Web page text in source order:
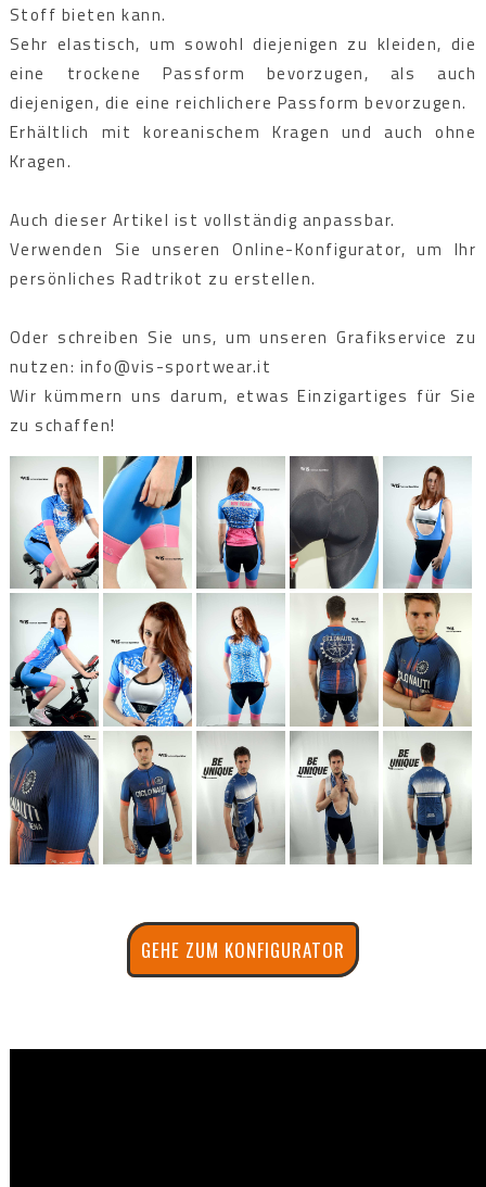
Stoff bieten kann.
Sehr elastisch, um sowohl diejenigen zu kleiden, die
eine trockene Passform bevorzugen, als auch
diejenigen, die eine reichlichere Passform bevorzugen.
Erhältlich mit koreanischem Kragen und auch ohne
Kragen.
Auch dieser Artikel ist vollständig anpassbar.
Verwenden Sie unseren Online-Konfigurator, um Ihr
persönliches Radtrikot zu erstellen.
Oder schreiben Sie uns, um unseren Grafikservice zu
nutzen: info@vis-sportwear.it
Wir kümmern uns darum, etwas Einzigartiges für Sie
zu schaffen!
GEHE ZUM KONFIGURATOR